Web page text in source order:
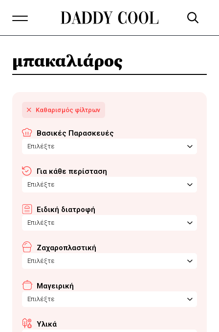
μπακαλιάρος
Βασικές Παρασκευές
Επιλέξτε
Για κάθε περίσταση
Επιλέξτε
Ειδική διατροφή
Επιλέξτε
Ζαχαροπλαστική
Επιλέξτε
Μαγειρική
Επιλέξτε
Υλικά